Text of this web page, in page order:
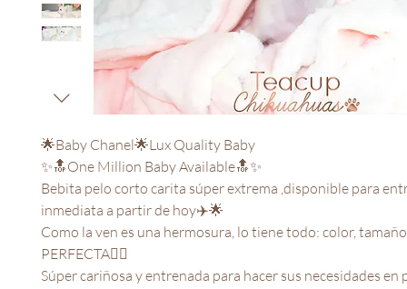
🌟Baby Chanel🌟Lux Quality Baby
✨🔝One Million Baby Available🔝✨
Bebita pelo corto carita súper extrema ,disponible para
inmediata a partir de hoy✈️🌟
Como la ven es una hermosura, lo tiene todo: color,
PERFECTA👌🏻
Súper cariñosa y entrenada para hacer sus necesidades en